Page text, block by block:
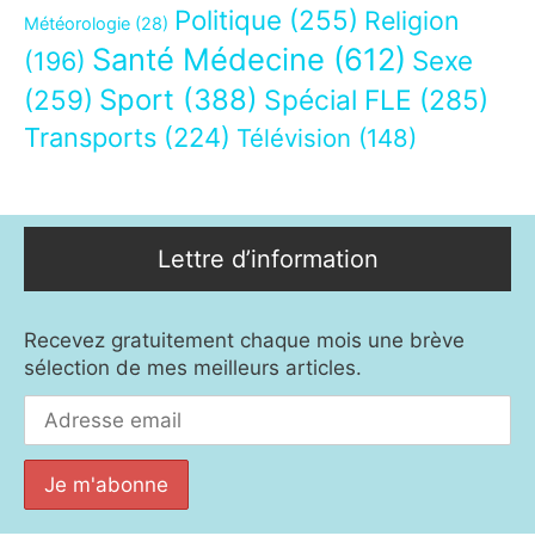
Météorologie (28) Politique (255) Religion
(196) Santé Médecine (612) Sexe
(259) Sport (388) Spécial FLE (285)
Transports (224) Télévision (148)
Lettre d’information
Recevez gratuitement chaque mois une brève
sélection de mes meilleurs articles.